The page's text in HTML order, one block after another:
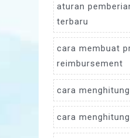
aturan
terbaru
cara membuat
reimbursement
cara
cara